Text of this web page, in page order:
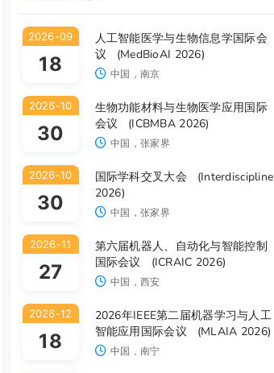
2026-09
18
人工智能医学与生物信息学国际会
议 (MedBioAI 2026)
中国，南京
2026-10
30
生物功能材料与生物医学应用国际
会议 (ICBMBA 2026)
中国，张家界
2026-10
30
国际学科交叉大会 (Interdiscipline
2026)
中国，张家界
2026-11
27
第六届机器人、自动化与智能控制
国际会议 (ICRAIC 2026)
中国，西安
2026-12
18
2026年IEEE第二届机器学习与人工
智能应用国际会议 (MLAIA 2026)
中国，南宁